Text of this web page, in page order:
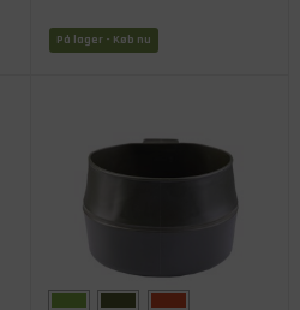
På lager - Køb nu